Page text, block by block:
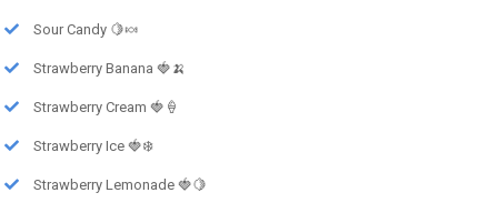
Sour Candy 🍋🍬
Strawberry Banana 🍓🍌
Strawberry Cream 🍓🍦
Strawberry Ice 🍓❄️
Strawberry Lemonade 🍓🍋